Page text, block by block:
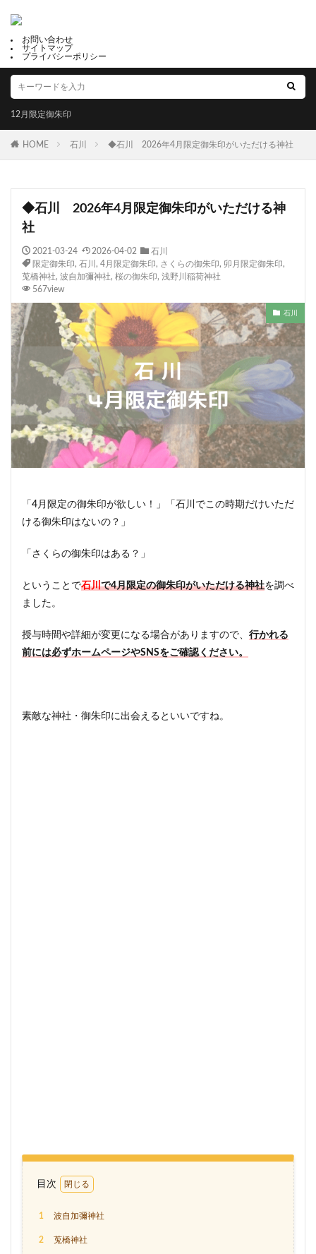
お問い合わせ
サイトマップ
プライバシーポリシー
12月限定御朱印
HOME 石川 ◆石川 2026年4月限定御朱印がいただける神社
◆石川 2026年4月限定御朱印がいただける神
社
2021-03-24 2026-04-02
石川
限定御朱印, 石川 , 4月限定御朱印, さくらの御朱印, 卯月限定御朱印,
莵橋神社, 波自加彌神社, 桜の御朱印, 浅野川稲荷神社
567view
石川
「4月限定の御朱印が欲しい！」「石川でこの時期だけいただ
ける御朱印はないの？」
「さくらの御朱印はある？」
ということで石川で4月限定の御朱印がいただける神社を調べ
ました。
授与時間や詳細が変更になる場合がありますので、 行かれる
前には必ずホームページやSNSをご確認ください。
素敵な神社・御朱印に出会えるといいですね。
目次
1 波自加彌神社
2 莵橋神社